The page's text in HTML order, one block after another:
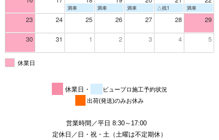
満車 満車 満車 △残1 満車
23 24 25 26 27 28 29
30 31 1 2 3 4 5
休業日
休業日・
ビュープロ施工予約状況
出荷(発送)のみお休み
営業時間／平日 8:30～17:00
定休日／日・祝・土（土曜は不定期休）